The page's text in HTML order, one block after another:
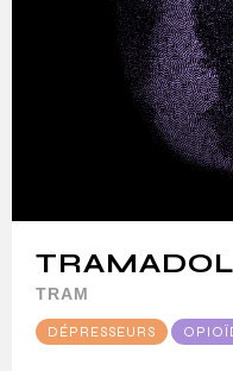
TRAMADOL
TRAM
DÉPRESSEURS